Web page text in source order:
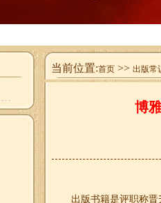
当前位置:首页 >> 出版常
博
出版书籍是评职称